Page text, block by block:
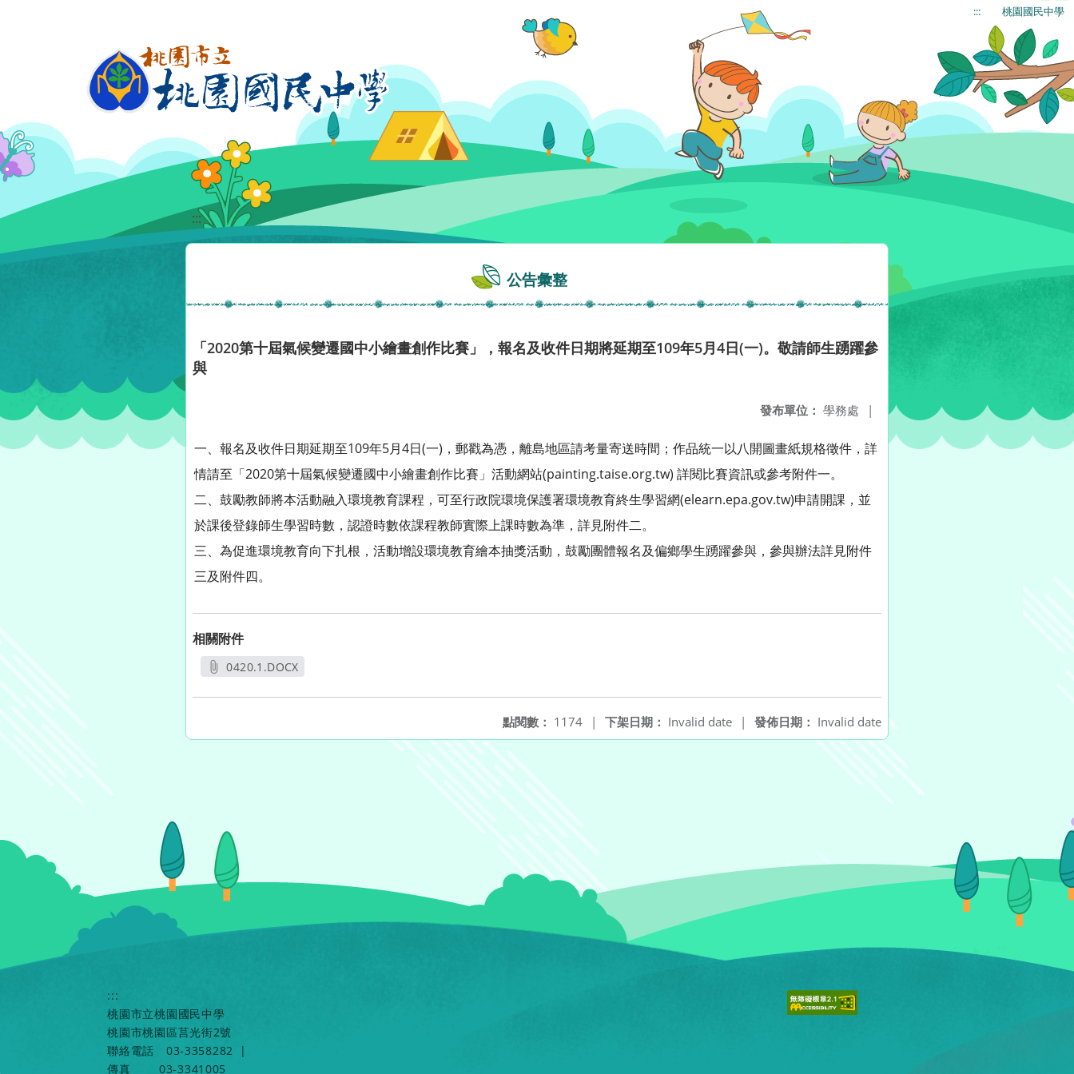
::: 桃園國民中學
:::
公告彙整
「2020第十屆氣候變遷國中小繪畫創作比賽」，報名及收件日期將延期至109年5月4日(一)。敬請師生踴躍參
與
發布單位： 學務處 |
一、報名及收件日期延期至109年5月4日(一)，郵戳為憑，離島地區請考量寄送時間；作品統一以八開圖畫紙規格徵件，詳
情請至「2020第十屆氣候變遷國中小繪畫創作比賽」活動網站(painting.taise.org.tw) 詳閱比賽資訊或參考附件一。
二、鼓勵教師將本活動融入環境教育課程，可至行政院環境保護署環境教育終生學習網(elearn.epa.gov.tw)申請開課，並
於課後登錄師生學習時數，認證時數依課程教師實際上課時數為準，詳見附件二。
三、為促進環境教育向下扎根，活動增設環境教育繪本抽獎活動，鼓勵團體報名及偏鄉學生踴躍參與，參與辦法詳見附件
三及附件四。
相關附件
0420.1.DOCX
發佈日期： Invalid date
下架日期： Invalid date |
點閱數： 1174 |
:::
桃園市立桃園國民中學
桃園市桃園區莒光街2號
聯絡電話
03-3358282
|
傳真
03-3341005